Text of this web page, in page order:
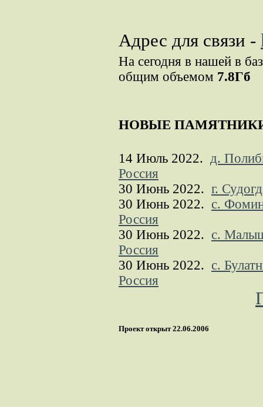
Адрес для связи -
На сегодня в нашей в
общим объемом 7.8Гб
НОВЫЕ
14 Июль 2022. д.
Россия
30 Июнь 2022. г.
30 Июнь 2022. с.
Россия
30 Июнь 2022. с.
Россия
30 Июнь 2022. с.
Россия
Проект открыт 22.06.2006